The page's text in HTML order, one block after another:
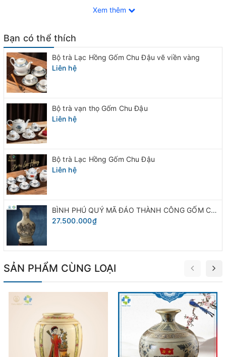
những sản phẩm gốm men rạn chỉ riêng gốm Chu Đậu mới có.
nét vẽ là cả một tâm hồn muốn gìn giữ hồn cốt người Việt.
Chudauceramic.vn trân trọng giới thiệu đến quý khách hàng
bộ đồ thờ truyền thống từ làng nghề truyền thống Chu Đậu.
Đây sẽ là sản phẩm phù hợp giúp quý khách hàng thể hiện sự
hiếu kính với gia tiên tiền tổ, thu hút tài lộc giúp quý khách
hàng vạn sự hanh thông.
Xem thêm
Bạn có thể thích
Bộ trà Lạc Hồng Gốm Chu Đậu vẽ viền vàng
Liên hệ
Bộ trà vạn thọ Gốm Chu Đậu
Liên hệ
Bộ trà Lạc Hồng Gốm Chu Đậu
Liên hệ
BÌNH PHÚ QUÝ MÃ ĐÁO THÀNH CÔNG GỐM CHU ĐẬU
27.500.000₫
SẢN PHẨM CÙNG LOẠI